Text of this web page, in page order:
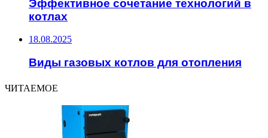
Эффективное сочетание технологий в
котлах
18.08.2025
Виды газовых котлов для отопления
ЧИТАЕМОЕ